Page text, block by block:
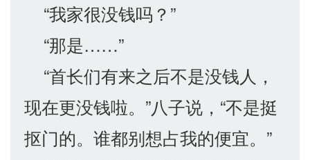
“我家很没钱吗？”
“那是……”
“首长们有来之后不是没钱人，
现在更没钱啦。”八子说，“不是挺
抠门的。谁都别想占我的便宜。”